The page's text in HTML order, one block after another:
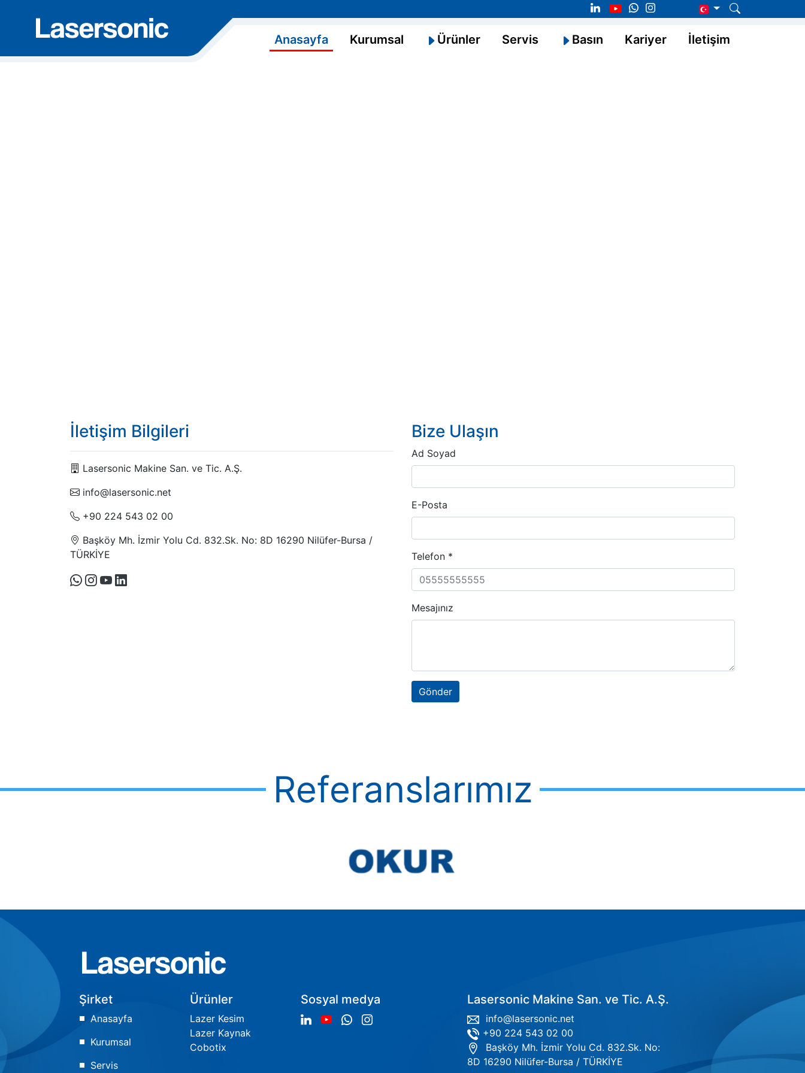
Anasayfa
(bu sayfa) Kurumsal Ürünler Servis Basın Kariyer İletişim
İletişim Bilgileri
Lasersonic Makine San. ve Tic. A.Ş.
info@lasersonic.net
+90 224 543 02 00
Başköy Mh. İzmir Yolu Cd. 832.Sk. No: 8D 16290 Nilüfer-Bursa /
TÜRKİYE
Bize Ulaşın
Ad Soyad
E-Posta
Telefon *
Mesajınız
Gönder
Referanslarımız
Şirket
Anasayfa
Kurumsal
Servis
Ürünler
Lazer Kesim
Lazer Kaynak
Cobotix
Sosyal medya Lasersonic Makine San. ve Tic. A.Ş.
info@lasersonic.net
+90 224 543 02 00
Başköy Mh. İzmir Yolu Cd. 832.Sk. No:
8D 16290 Nilüfer-Bursa / TÜRKİYE